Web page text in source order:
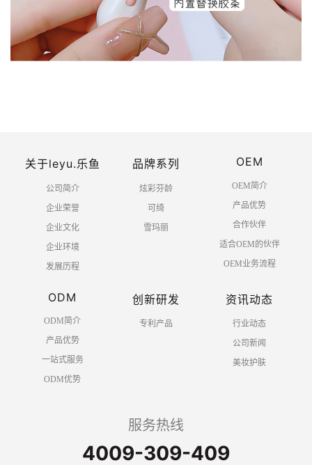
关于leyu.乐鱼
公司简介
企业荣誉
企业文化
企业环境
发展历程
品牌系列
炫彩芬龄
可绮
雪玛丽
OEM
OEM简介
产品优势
合作伙伴
适合OEM的伙伴
OEM业务流程
ODM
ODM简介
产品优势
一站式服务
ODM优势
创新研发
专利产品
资讯动态
行业动态
公司新闻
美妆护肤
服务热线
4009-309-409